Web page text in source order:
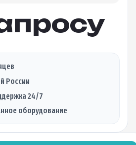
России
24/7
оборудование